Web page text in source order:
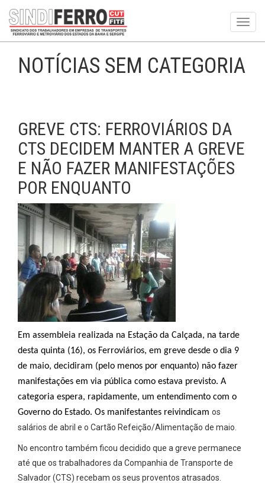
NOTÍCIAS SEM CATEGORIA
GREVE CTS: FERROVIÁRIOS DA
CTS DECIDEM MANTER A GREVE
E NÃO FAZER MANIFESTAÇÕES
POR ENQUANTO
Em assembleia realizada na Estação da Calçada, na tarde
desta quinta (16), os Ferroviários, em greve desde o dia 9
de maio, decidiram (pelo menos por enquanto) não fazer
manifestações em via pública como estava previsto. A
categoria espera, rapidamente, um entendimento com o
Governo do Estado. Os manifestantes reivindicam os
salários de abril e o Cartão Refeição/Alimentação de maio.
No encontro também ficou decidido que a greve permanece
até que os trabalhadores da Companhia de Transporte de
Salvador (CTS) recebam os seus proventos atrasados.